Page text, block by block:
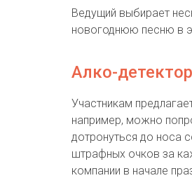
Ведущий выбирает
новогоднюю песню в
Алко-детектор
Участникам
например, можно
дотронуться до носа
штрафных очков за
компании в начале